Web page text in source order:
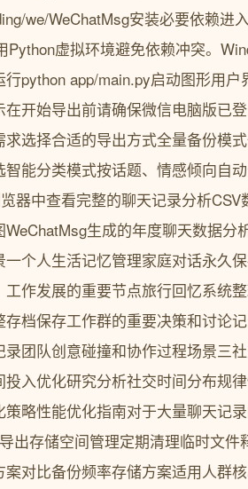
we/WeChatMsg安装必要依赖进
虚拟环境避免依赖冲突。
python app/main.py启动图形用
开始导出前请确保微信电脑版已
选择合适的导出方式全量备份模
能分类模式按话题、情感倾向自
器中查看完整的聊天记录分析
生成的年度聊天数据分
个人生活记忆管理家庭对话永久
作发展的重要节点旅行回忆系统
档保存工作群的重要决策和讨论
团队创意碰撞和协作过程场景三
入优化研究分析社交时间分布规
略性能优化指南对于大量聊天记
出存储空间管理定期清理临时文
对比备份频率存储方案适用人群